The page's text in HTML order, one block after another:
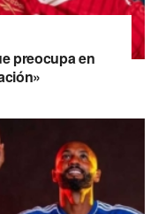
preocupa en